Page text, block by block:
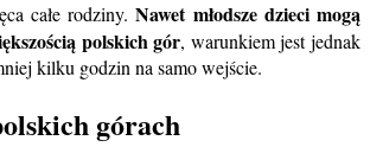
całe rodziny.Nawet młodsze dzieci mogą
polskich gór, warunkiem jest jednak
kilku godzin na samo wejście.
górach